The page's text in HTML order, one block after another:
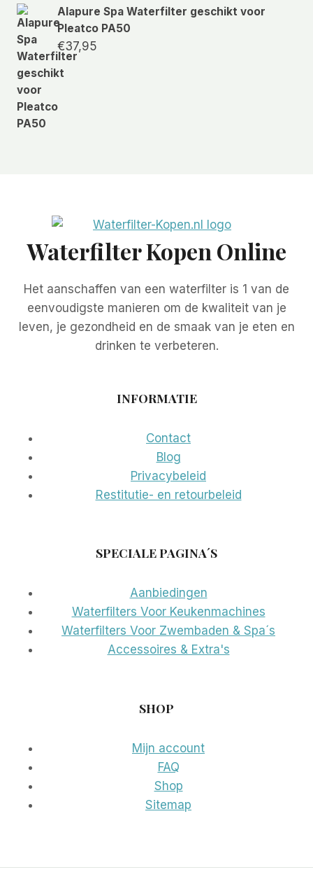
Alapure Spa Waterfilter geschikt voor
Pleatco PA50
€37,95
Waterfilter Kopen Online
Het aanschaffen van een waterfilter is 1 van de
eenvoudigste manieren om de kwaliteit van je
leven, je gezondheid en de smaak van je eten en
drinken te verbeteren.
INFORMATIE
Contact
Blog
Privacybeleid
Restitutie- en retourbeleid
SPECIALE PAGINA´S
Aanbiedingen
Waterfilters Voor Keukenmachines
Waterfilters Voor Zwembaden & Spa´s
Accessoires & Extra's
SHOP
Mijn account
FAQ
Shop
Sitemap